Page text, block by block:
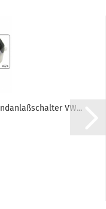
VW...